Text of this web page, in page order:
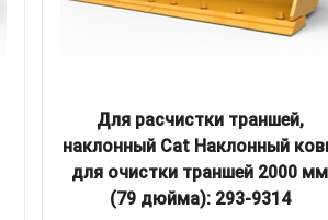
Для расчистки траншей,
наклонный Cat Наклонный
для очистки траншей 2000 мм
(79 дюйма): 293-9314